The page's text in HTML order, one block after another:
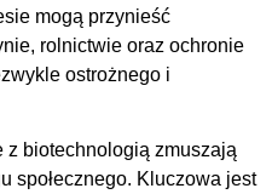
mogą przynieść
rolnictwie oraz ochronie
ostrożnego i
z biotechnologią zmuszają
społecznego. Kluczowa jest